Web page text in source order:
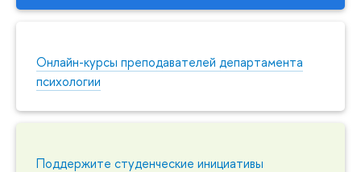
Онлайн-курсы преподавателей департамента
психологии
Поддержите студенческие инициативы